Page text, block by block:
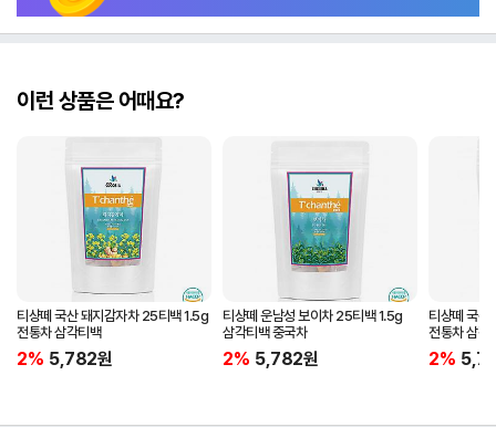
이런 상품은 어때요?
티샹떼 국산 돼지감자차 25티백 1.5g
전통차 삼각티백
2% 5,782원
티샹떼 운남성 보이차 25티백 1.5g
삼각티백 중국차
2% 5,782원
티샹떼 국산
전통차 삼각
2%